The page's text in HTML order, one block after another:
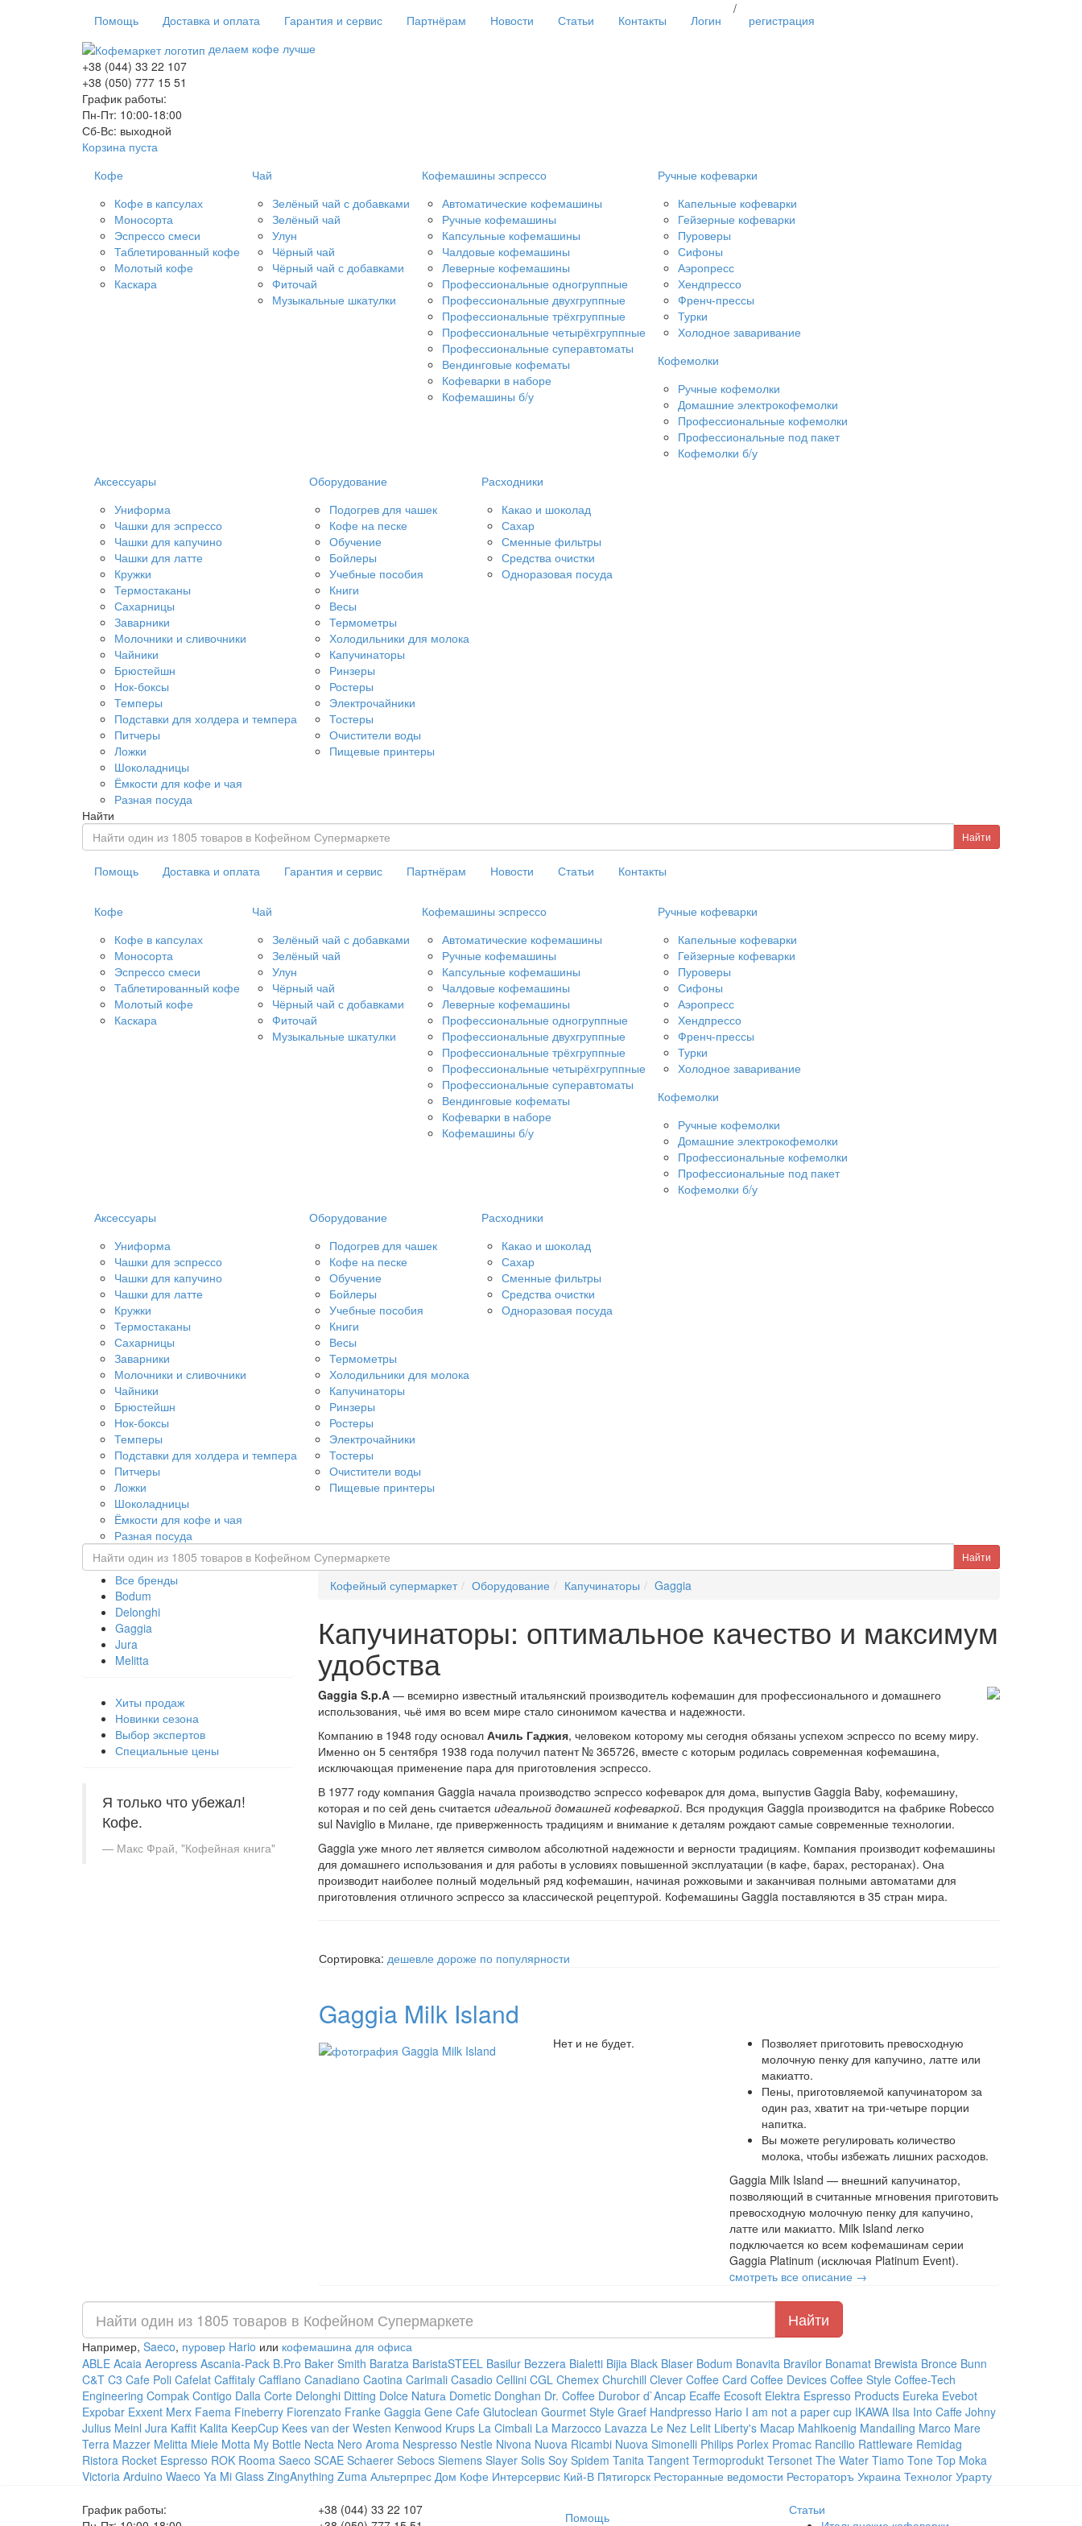
Помощь Доставка и оплата Гарантия и сервис Партнёрам Новости Статьи Контакты Логин
/
регистрация
делаем кофе лучше
+38 (044) 33 22 107
+38 (050) 777 15 51
График работы:
Пн-Пт: 10:00-18:00
Сб-Вс: выходной
Корзина пуста
Кофе
Кофе в капсулах
Моносорта
Эспрессо смеси
Таблетированный кофе
Молотый кофе
Каскара
Чай
Зелёный чай с добавками
Зелёный чай
Улун
Чёрный чай
Чёрный чай с добавками
Фиточай
Музыкальные шкатулки
Кофемашины эспрессо
Автоматические кофемашины
Ручные кофемашины
Капсульные кофемашины
Чалдовые кофемашины
Леверные кофемашины
Профессиональные одногруппные
Профессиональные двухгруппные
Профессиональные трёхгруппные
Профессиональные четырёхгруппные
Профессиональные суперавтоматы
Вендинговые кофематы
Кофеварки в наборе
Кофемашины б/у
Ручные кофеварки
Капельные кофеварки
Гейзерные кофеварки
Пуроверы
Сифоны
Аэропресс
Хендпрессо
Френч-прессы
Турки
Холодное заваривание
Кофемолки
Ручные кофемолки
Домашние электрокофемолки
Профессиональные кофемолки
Профессиональные под пакет
Кофемолки б/у
Аксессуары
Униформа
Чашки для эспрессо
Чашки для капучино
Чашки для латте
Кружки
Термостаканы
Сахарницы
Заварники
Молочники и сливочники
Чайники
Брюстейшн
Нок-боксы
Темперы
Подставки для холдера и темпера
Питчеры
Ложки
Шоколадницы
Ёмкости для кофе и чая
Разная посуда
Оборудование
Подогрев для чашек
Кофе на песке
Обучение
Бойлеры
Учебные пособия
Книги
Весы
Термометры
Холодильники для молока
Капучинаторы
Ринзеры
Ростеры
Электрочайники
Тостеры
Очистители воды
Пищевые принтеры
Расходники
Какао и шоколад
Сахар
Сменные фильтры
Средства очистки
Одноразовая посуда
Найти
Помощь Доставка и оплата Гарантия и сервис Партнёрам Новости Статьи Контакты
Кофе
Кофе в капсулах
Моносорта
Эспрессо смеси
Таблетированный кофе
Молотый кофе
Каскара
Чай
Зелёный чай с добавками
Зелёный чай
Улун
Чёрный чай
Чёрный чай с добавками
Фиточай
Музыкальные шкатулки
Кофемашины эспрессо
Автоматические кофемашины
Ручные кофемашины
Капсульные кофемашины
Чалдовые кофемашины
Леверные кофемашины
Профессиональные одногруппные
Профессиональные двухгруппные
Профессиональные трёхгруппные
Профессиональные четырёхгруппные
Профессиональные суперавтоматы
Вендинговые кофематы
Кофеварки в наборе
Кофемашины б/у
Ручные кофеварки
Капельные кофеварки
Гейзерные кофеварки
Пуроверы
Сифоны
Аэропресс
Хендпрессо
Френч-прессы
Турки
Холодное заваривание
Кофемолки
Ручные кофемолки
Домашние электрокофемолки
Профессиональные кофемолки
Профессиональные под пакет
Кофемолки б/у
Аксессуары
Униформа
Чашки для эспрессо
Чашки для капучино
Чашки для латте
Кружки
Термостаканы
Сахарницы
Заварники
Молочники и сливочники
Чайники
Брюстейшн
Нок-боксы
Темперы
Подставки для холдера и темпера
Питчеры
Ложки
Шоколадницы
Ёмкости для кофе и чая
Разная посуда
Оборудование
Подогрев для чашек
Кофе на песке
Обучение
Бойлеры
Учебные пособия
Книги
Весы
Термометры
Холодильники для молока
Капучинаторы
Ринзеры
Ростеры
Электрочайники
Тостеры
Очистители воды
Пищевые принтеры
Расходники
Какао и шоколад
Сахар
Сменные фильтры
Средства очистки
Одноразовая посуда
Все бренды
Bodum
Delonghi
Gaggia
Jura
Melitta
Хиты продаж
Новинки сезона
Выбор экспертов
Специальные цены
Я только что убежал!
Кофе.
Макс Фрай, "Кофейная книга"
Кофейный супермаркет Оборудование Капучинаторы Gaggia
Капучинаторы: оптимальное качество и максимум
удобства
Gaggia S.p.A— всемирно известный итальянский производитель кофемашин для профессионального и домашнего
использования, чьё имя во всем мире стало синонимом качества и надежности.
Компанию в 1948 году основал Ачиль Гаджия, человеком которому мы сегодня обязаны успехом эспрессо по всему миру.
Именно он 5 сентября 1938 года получил патент № 365726, вместе с которым родилась современная кофемашина,
исключающая применение пара для приготовления эспрессо.
В 1977 году компания Gaggia начала производство эспрессо кофеварок для дома, выпустив Gaggia Baby, кофемашину,
которая и по сей день считается идеальной домашней кофеваркой. Вся продукция Gaggia производится на фабрике Robecco
sul Naviglio в Милане, где приверженность традициям и внимание к деталям рождают самые современные технологии.
Gaggia уже много лет является символом абсолютной надежности и верности традициям. Компания производит кофемашины
для домашнего использования и для работы в условиях повышенной эксплуатации (в кафе, барах, ресторанах). Она
производит наиболее полный модельный ряд кофемашин, начиная рожковыми и заканчивая полными автоматами для
приготовления отличного эспрессо за классической рецептурой. Кофемашины Gaggia поставляются в 35 стран мира.
Сортировка: дешевле дороже по популярности
Gaggia Milk Island
Нет и не будет.
Позволяет приготовить превосходную
молочную пенку для капучино, латте или
макиатто.
Пены, приготовляемой капучинатором за
один раз, хватит на три-четыре порции
напитка.
Вы можете регулировать количество
молока, чтобы избежать лишних расходов.
Gaggia Milk Island — внешний капучинатор,
позволяющий в считанные мгновения приготовить
превосходную молочную пенку для капучино,
латте или макиатто. Milk Island легко
подключается ко всем кофемашинам серии
Gaggia Platinum (исключая Platinum Event).
cмотреть все описание →
Например, Saeco, пуровер Hario или кофемашина для офиса
ABLE Acaia Aeropress Ascania-Pack B.Pro Baker Smith Baratza BaristaSTEEL Basilur Bezzera Bialetti Bijia Black Blaser Bodum Bonavita Bravilor Bonamat Brewista Bronce Bunn
C&T C3 Cafe Poli Cafelat Caffitaly Cafflano Canadiano Caotina Carimali Casadio Cellini CGL Chemex Churchill Clever Coffee Card Coffee Devices Coffee Style Coffee-Tech
Engineering Compak Contigo Dalla Corte Delonghi Ditting Dolce Naturа Dometic Donghan Dr. Coffee Durobor d`Ancap Ecaffe Ecosoft Elektra Espresso Products Eureka Evebot
Expobar Exxent Merx Faema Fineberry Fiorenzato Franke Gaggia Gene Cafe Glutoclean Gourmet Style Graef Handpresso Hario I am not a paper cup IKAWA Ilsa Into Caffe Johny
Julius Meinl Jura Kaffit Kalita KeepCup Kees van der Westen Kenwood Krups La Cimbali La Marzocco Lavazza Le Nez Lelit Liberty's Macap Mahlkoenig Mandailing Marco Mare
Terra Mazzer Melitta Miele Motta My Bottle Necta Nero Aroma Nespresso Nestle Nivona Nuova Ricambi Nuova Simonelli Philips Porlex Promac Rancilio Rattleware Remidag
Ristora Rocket Espresso ROK Rooma Saeco SCAE Schaerer Sebocs Siemens Slayer Solis Soy Spidem Tanita Tangent Termoprodukt Tersonet The Water Tiamo Tone Top Moka
Victoria Arduino Waeco Ya Mi Glass ZingAnything Zuma Альтерпрес Дом Кофе Интерсервис Кий-В Пятигорск Ресторанные ведомости Рестораторъ Украина Технолог Урарту
График работы:
+38 (044) 33 22 107
Помощь
Статьи